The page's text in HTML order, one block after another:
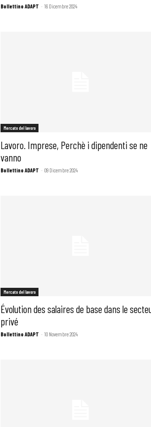
Bollettino ADAPT - 16 Dicembre 2024
Mercato del lavoro
Lavoro. Imprese, Perchè i dipendenti se ne
vanno
Bollettino ADAPT - 09 Dicembre 2024
Mercato del lavoro
Évolution des salaires de base dans le
privé
Bollettino ADAPT - 10 Novembre 2024